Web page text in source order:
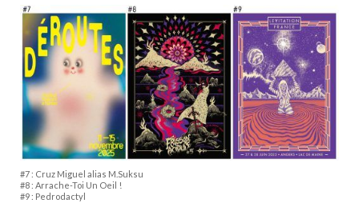
#7 : Cruz Miguel alias M.Suksu
#8 : Arrache-Toi Un Oeil !
#9 : Pedrodactyl